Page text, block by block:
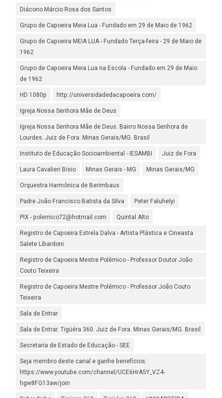
Diácono Márcio Rosa dos Santos
Grupo de Capoeira Meia Lua - Fundado em 29 de Maio de 1962
Grupo de Capoeira MEIA LUA - Fundado Terça-feira - 29 de Maio de
1962
Grupo de Capoeira Meia Lua na Escola - Fundado em 29 de Maio
de 1962
HD 1080p http://universidadedacapoeira.com/
Igreja Nossa Senhora Mãe de Deus
Igreja Nossa Senhora Mãe de Deus. Bairro Nossa Senhora de
Lourdes. Juiz de Fora. Minas Gerais/MG. Brasil
Instituto de Educação Socioambiental - IESAMBI Juiz de Fora
Laura Cavalieri Bisio Minas Gerais - MG Minas Gerais/MG
Orquestra Harmônica de Berimbaus
Padre João Francisco Batista da Silva Peter Faluhelyi
PIX - polemico72@hotmail.com Quintal Alto
Registro de Capoeira Estrela Dalva - Artista Plástica e Cineasta
Salete Libardoni
Registro de Capoeira Mestre Polêmico - Professor Doutor João
Couto Teixeira
Registro de Capoeira Mestre Polêmico - Professor João Couto
Teixeira
Sala de Entrar
Sala de Entrar. Tigüéra 360. Juiz de Fora. Minas Gerais/MG. Brasil
Secretaria de Estado de Educação - SEE
Seja membro deste canal e ganhe benefícios:
https://www.youtube.com/channel/UCE6HrA5Y_VZ4-
hgw8FG13aw/join